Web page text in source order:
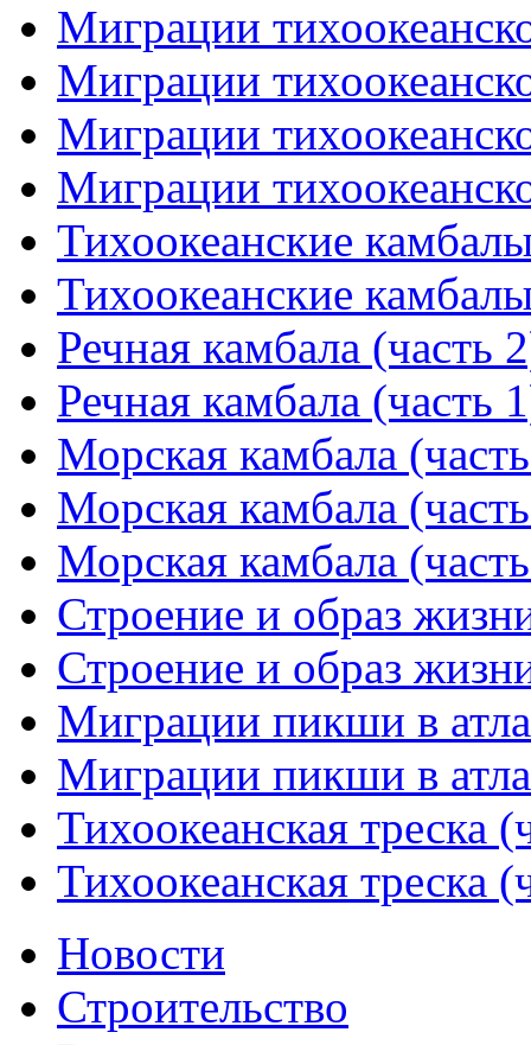
Миграции
Миграции
Миграции
Миграции
Тихоокеанские
Тихоокеанские
Речная камбала (часть
Речная камбала (часть
Морская камбала
Морская камбала
Морская камбала
Строение и образ
Строение и образ
Миграции пикши в
Миграции пикши в
Тихоокеанская треска
Тихоокеанская треска
Новости
Строительство